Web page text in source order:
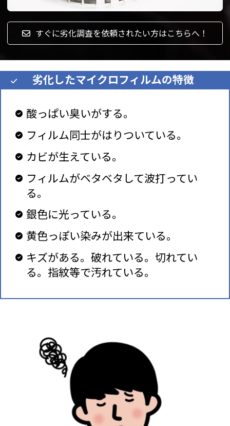
すぐに劣化調査を依頼されたい方はこちらへ！
劣化したマイクロフィルムの特徴
酸っぱい臭いがする。
フィルム同士がはりついている。
カビが生えている。
フィルムがベタベタして波打ってい
る。
銀色に光っている。
黄色っぽい染みが出来ている。
キズがある。破れている。切れてい
る。指紋等で汚れている。